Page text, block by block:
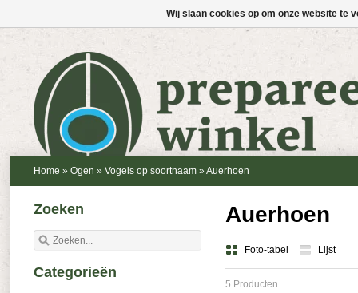
Home » Ogen » Vogels op soortnaam » Auerhoen
Auerhoen
Foto-tabel Lijst
5 Producten
Zoeken
Categorieën
Wij slaan cookies op om onze website te